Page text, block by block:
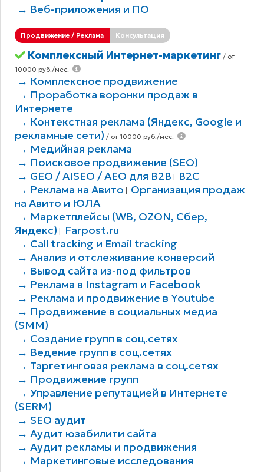
→ Веб-приложения и ПО
Продвижение / Реклама Консультация
Комплексный Интернет-маркетинг/ от
10000 руб./мес.
→ Комплексное продвижение
→ Проработка воронки продаж в
Интернете
→ Контекстная реклама (Яндекс, Google и
рекламные сети) / от 10000 руб./мес.
→ Медийная реклама
→ Поисковое продвижение (SEO)
→ GEO / AISEO / AEO для B2В
B2C
→ Реклама на Авито
Организация продаж
на Авито и ЮЛА
→ Маркетплейсы (WB, OZON, Сбер,
Яндекс)
Farpost.ru
→ Call tracking и Email tracking
→ Анализ и отслеживание конверсий
→ Вывод сайта из-под фильтров
→ Реклама в Instagram и Facebook
→ Реклама и продвижение в Youtube
→ Продвижение в социальных медиа
(SMM)
→ Создание групп в соц.сетях
→ Ведение групп в соц.сетях
→ Таргетинговая реклама в соц.сетях
→ Продвижение групп
→ Управление репутацией в Интернете
(SERM)
→ SEO аудит
→ Аудит юзабилити сайта
→ Аудит рекламы и продвижения
→ Маркетинговые исследования